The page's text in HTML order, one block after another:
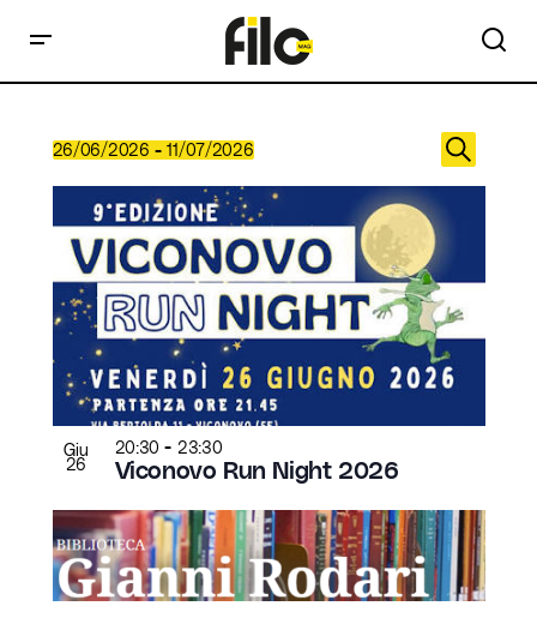
E
v
e
n
t
i
R
i
c
r
e
v
i
s
Cerca
26/06/2026 - 11/07/2026
date.
i
t
o
e
v
e
n
s
i
n
P
Giu
26 Viconovo Run Night 2026
20:30 - 23:30